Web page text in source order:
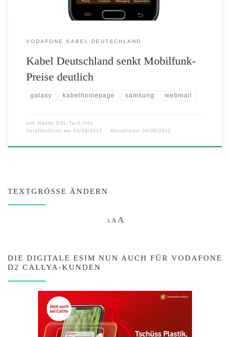
VODAFONE KABEL DEUTSCHLAND
Kabel Deutschland senkt Mobilfunk-
Preise deutlich
galaxy kabelhomepage samsung webmail
von Handy-DSL-Tarif.Info
Veröffentlicht am 04/09/2012 Aktualisiert 04/09/2012
TEXTGRÖSSE ÄNDERN
A Decrease font size.
AReset font size.
AIncrease font size.
DIE DIGITALE ESIM NUN AUCH FÜR VODAFONE
D2 CALLYA-KUNDEN